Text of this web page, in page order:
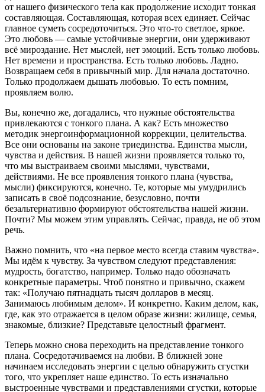
от нашего физического тела как продолжение исходит тонкая
составляющая. Составляющая, которая всех единяет. Сейчас
главное суметь сосредоточиться. Это что-то светлое, яркое.
Это любовь — самые устойчивые энергии, они удерживают
всё мироздание. Нет мыслей, нет эмоций. Есть только любовь.
Нет времени и пространства. Есть только любовь. Ладно.
Возвращаем себя в привычный мир. Для начала достаточно.
Только продолжаем дышать любовью. То есть помним,
проявляем волю.
Вы, конечно же, догадались, что нужные обстоятельства
привлекаются с тонкого плана. А как? Есть множество
методик энергоинформационной коррекции, целительства.
Все они основаны на законе триединства. Единства мысли,
чувства и действия. В нашей жизни проявляется только то,
что мы выстраиваем своими мыслями, чувствами,
действиями. Не все проявления тонкого плана (чувства,
мысли) фиксируются, конечно. Те, которые мы умудрились
записать в своё подсознание, безусловно, почти
безальтернативно формируют обстоятельства нашей жизни.
Почти? Мы можем этим управлять. Сейчас, правда, не об этом
речь.
Важно помнить, что «на первое место всегда ставим чувства».
Мы идём к чувству. За чувством следуют представления:
мудрость, богатство, например. Только надо обозначать
конкретные параметры. Чтоб понятно и привычно, скажем
так: «Получаю пятнадцать тысяч долларов в месяц.
Занимаюсь любимым делом». И конкретно. Каким делом, как,
где, как это отражается в целом образе жизни: жилище, семья,
знакомые, близкие? Представьте целостный фрагмент.
Теперь можно снова переходить на представление тонкого
плана. Сосредотачиваемся на любви. В ближней зоне
начинаем исследовать энергии с целью обнаружить сгустки
того, что укрепляет наше единство. То есть изначально
выстроенные чувствами и представлениями сгустки, которые